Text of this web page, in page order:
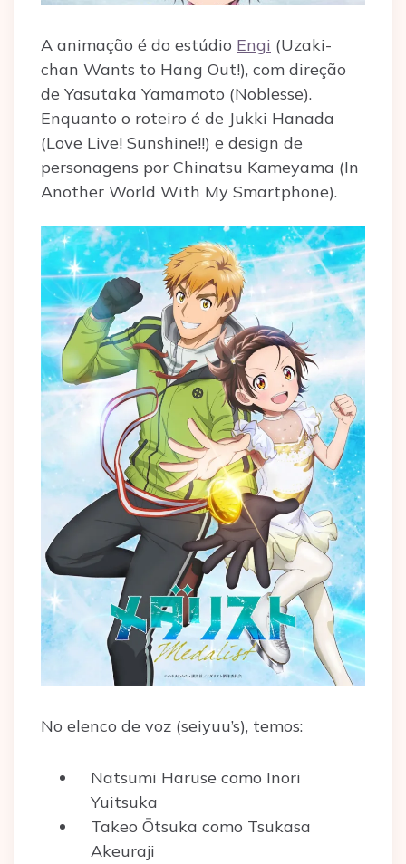
A animação é do estúdio Engi (Uzaki-
chan Wants to Hang Out!), com direção
de Yasutaka Yamamoto (Noblesse).
Enquanto o roteiro é de Jukki Hanada
(Love Live! Sunshine!!) e design de
personagens por Chinatsu Kameyama (In
Another World With My Smartphone).
No elenco de voz (seiyuu’s), temos:
Natsumi Haruse como Inori
Yuitsuka
Takeo Ōtsuka como Tsukasa
Akeuraji